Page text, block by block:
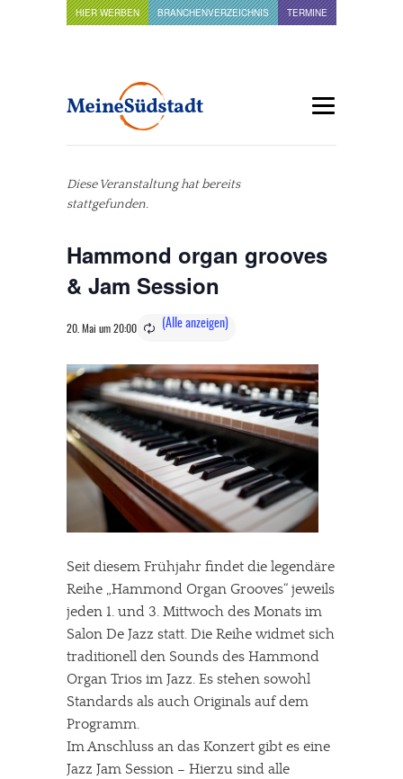
HIER WERBEN BRANCHENVERZEICHNIS TERMINE
Diese Veranstaltung hat bereits
stattgefunden.
Hammond organ grooves
& Jam Session
20. Mai um 20:00
Seit diesem Frühjahr findet die legendäre
Reihe „Hammond Organ Grooves“ jeweils
jeden 1. und 3. Mittwoch des Monats im
Salon De Jazz statt. Die Reihe widmet sich
traditionell den Sounds des Hammond
Organ Trios im Jazz. Es stehen sowohl
Standards als auch Originals auf dem
Programm.
Im Anschluss an das Konzert gibt es eine
Jazz Jam Session – Hierzu sind alle